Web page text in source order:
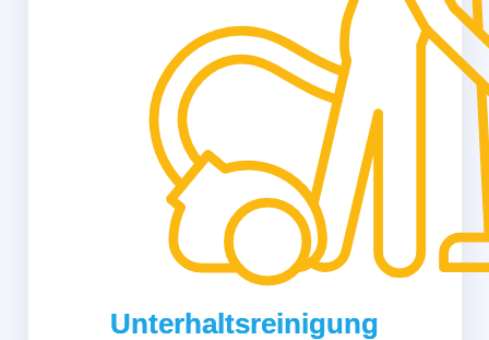
Unterhaltsreinigung